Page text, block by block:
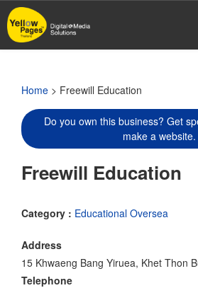
Skip
to
main
Home > Freewill Education
Do you own this business? Get
make a website.
Freewill Education
Category : Educational Oversea
Address
15 Khwaeng Bang Yiruea, Khet Thon
Telephone